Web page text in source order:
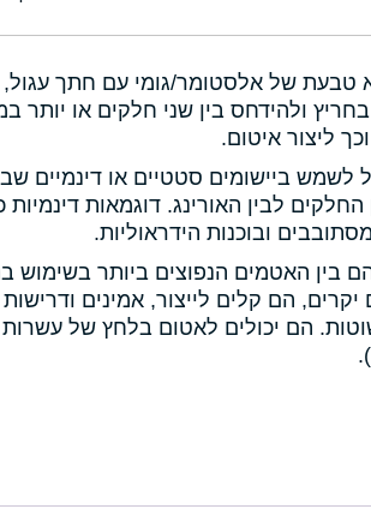
טבעת של אלסטומר/גומי עם חתך עגול,
ולהידחס בין שני חלקים או יותר
ליצור איטום.
לשמש ביישומים סטטיים או דינמיים
החלקים לבין האורינג. דוגמאות דינמיות
ובוכנות הידראוליות.
בין האטמים הנפוצים ביותר בשימוש
הם קלים לייצור, אמינים
הם יכולים לאטום בלחץ של